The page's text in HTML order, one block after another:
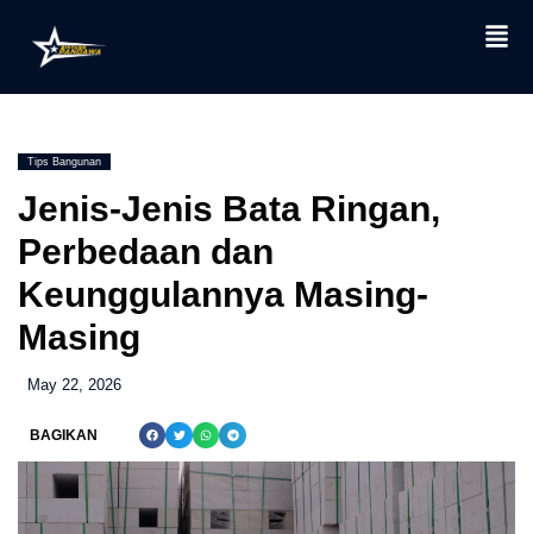
content
Tips Bangunan
Jenis-Jenis Bata Ringan,
Perbedaan dan
Keunggulannya Masing-
Masing
May 22, 2026
BAGIKAN